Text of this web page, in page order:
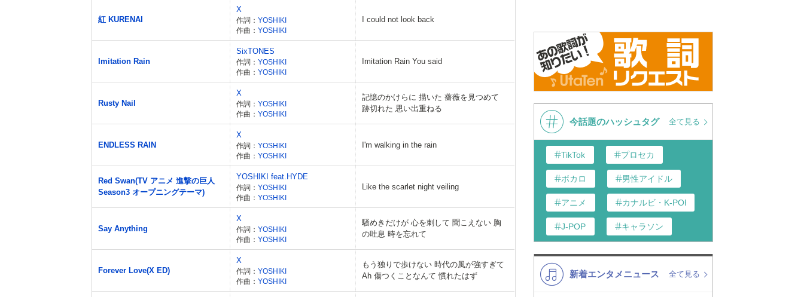
紅 KURENAI
X
作詞： YOSHIKI
作曲： YOSHIKI
I could not look back
Imitation Rain
SixTONES
作詞： YOSHIKI
作曲： YOSHIKI
Imitation Rain You said
Rusty Nail
X
作詞： YOSHIKI
作曲： YOSHIKI
記憶のかけらに 描いた 薔薇を見つめて
跡切れた 思い出重ねる
ENDLESS RAIN
X
作詞： YOSHIKI
作曲： YOSHIKI
I'm walking in the rain
Red Swan(TV アニメ 進撃の巨人
Season3 オープニングテーマ)
YOSHIKI feat.HYDE
作詞： YOSHIKI
作曲： YOSHIKI
Like the scarlet night veiling
Say Anything
X
作詞： YOSHIKI
作曲： YOSHIKI
騒めきだけが 心を刺して 聞こえない 胸
の吐息 時を忘れて
Forever Love(X ED)
X
作詞： YOSHIKI
作曲： YOSHIKI
もう独りで歩けない 時代の風が強すぎて
Ah 傷つくことなんて 慣れたはず
今話題のハッシュタグ 全て見る
TikTok プロセカ
ボカロ 男性アイドル
アニメ カナルビ・K-POP和訳
J-POP キャラソン
洋楽 演歌・歌謡
新着エンタメニュース 全て見る